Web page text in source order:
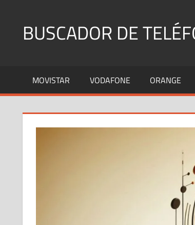
contenidoBUSCADOR DE
Fijos
y
MOVISTAR VODAFONE ORANGE